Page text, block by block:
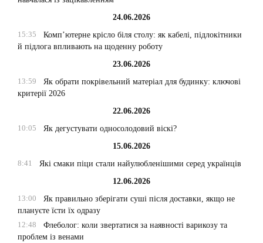
24.06.2026
15:35
Комп’ютерне крісло біля столу: як кабелі, підлокітники
й підлога впливають на щоденну роботу
23.06.2026
13:59
Як обрати покрівельний матеріал для будинку: ключові
критерії 2026
22.06.2026
10:05
Як дегустувати односолодовий віскі?
15.06.2026
8:41
Які смаки піци стали найулюбленішими серед українців
12.06.2026
13:00
Як правильно зберігати суші після доставки, якщо не
плануєте їсти їх одразу
12:48
Флеболог: коли звертатися за наявності варикозу та
проблем із венами